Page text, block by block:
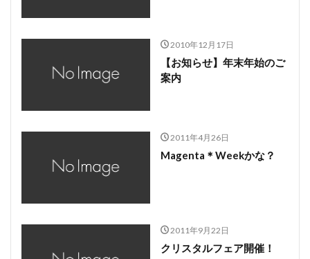
2010年12月17日
【お知らせ】年末年始のご
案内
2011年4月26日
Magenta＊Weekかな？
2011年9月22日
クリスタルフェア開催！